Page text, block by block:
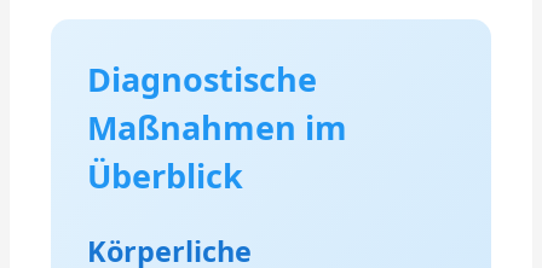
Diagnostische
Maßnahmen im
Überblick
Körperliche